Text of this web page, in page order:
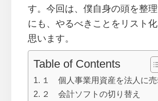
す。今回は、僕自身の頭を整
にも、やるべきことをリスト
思います。
Table of Contents
１ 個人事業用資産を法人に売
２ 会計ソフトの切り替え